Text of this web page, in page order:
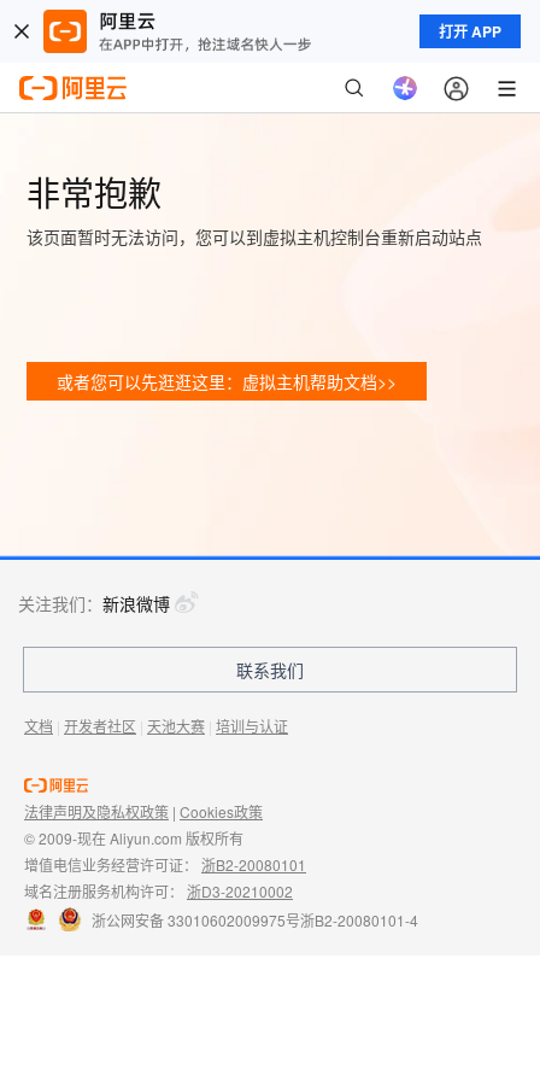
打开 APP
非常抱歉
该页面暂时无法访问，您可以到虚拟主机控制台重新启动站点
或者您可以先逛逛这里：虚拟主机帮助文档>>